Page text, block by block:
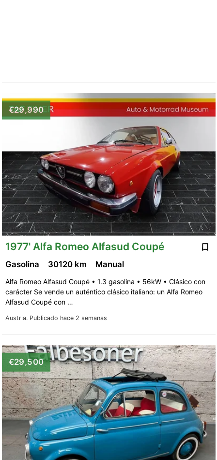
€29,990
1977' Alfa Romeo Alfasud Coupé
Austria. Publicado hace 2 semanas
Gasolina 30120 km Manual
Alfa Romeo Alfasud Coupé • 1.3 gasolina • 56kW • Clásico con
carácter Se vende un auténtico clásico italiano: un Alfa Romeo
Alfasud Coupé con …
€29,500